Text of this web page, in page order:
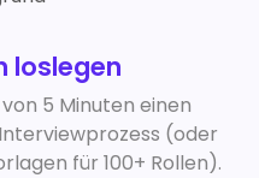
loslegen
5 Minuten einen
(oder
für 100+ Rollen).